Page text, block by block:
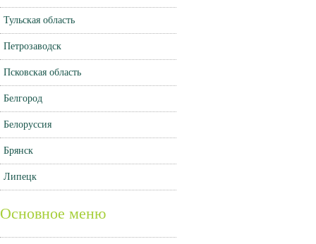
Тульская область
Петрозаводск
Псковская область
Белгород
Белоруссия
Брянск
Липецк
Основное меню